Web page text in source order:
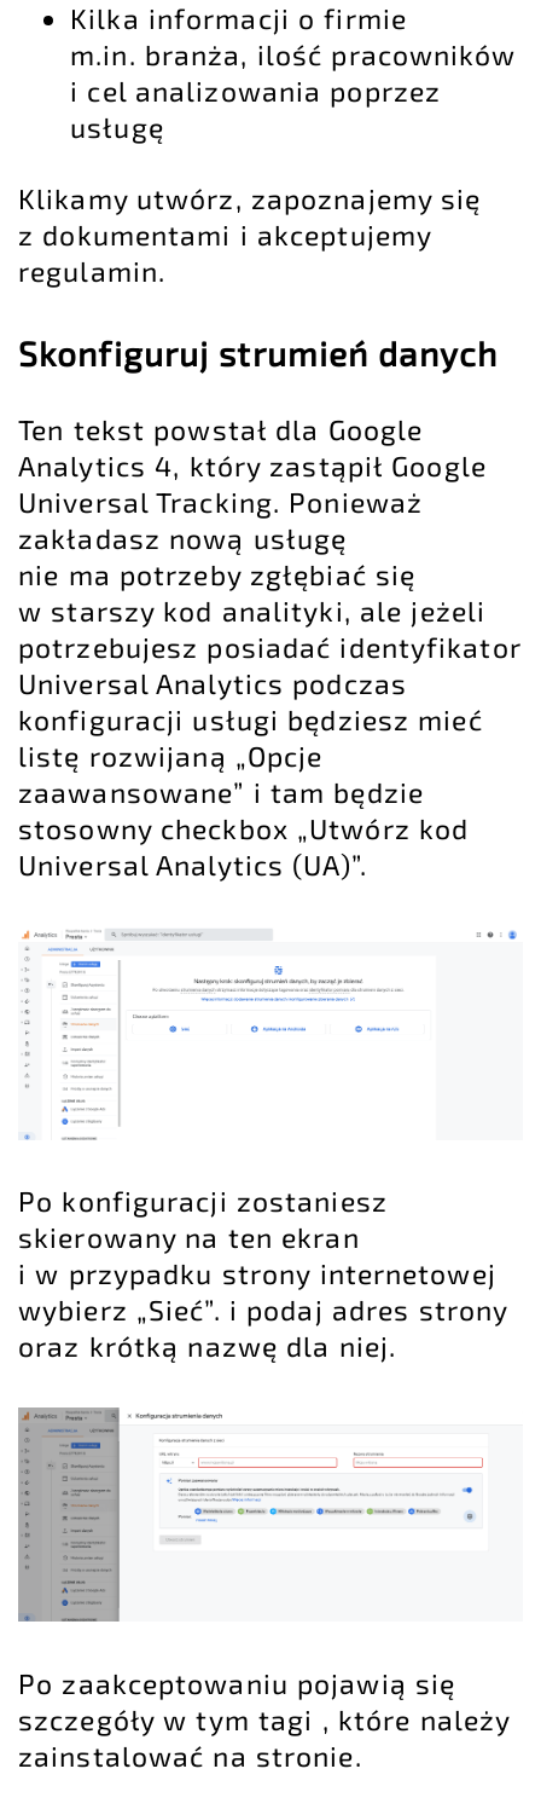
Kilka informacji o firmie
m.in. branża, ilość pracowników
i cel analizowania poprzez
usługę
Klikamy utwórz, zapoznajemy się
z dokumentami i akceptujemy
regulamin.
Skonfiguruj strumień danych
Ten tekst powstał dla Google
Analytics 4, który zastąpił Google
Universal Tracking. Ponieważ
zakładasz nową usługę
nie ma potrzeby zgłębiać się
w starszy kod analityki, ale jeżeli
potrzebujesz posiadać identyfikator
Universal Analytics podczas
konfiguracji usługi będziesz mieć
listę rozwijaną „Opcje
zaawansowane” i tam będzie
stosowny checkbox „Utwórz kod
Universal Analytics (UA)”.
Po konfiguracji zostaniesz
skierowany na ten ekran
i w przypadku strony internetowej
wybierz „Sieć”. i podaj adres strony
oraz krótką nazwę dla niej.
Po zaakceptowaniu pojawią się
szczegóły w tym tagi , które należy
zainstalować na stronie.